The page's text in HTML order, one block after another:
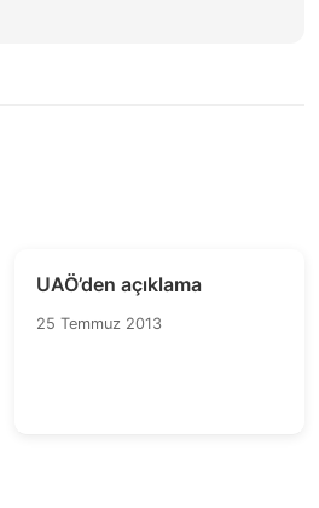
UAÖ’den açıklama
25 Temmuz 2013